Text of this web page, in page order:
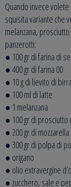
Quando invece
squisita variante che
melanzana,
panzerotti:
● 100 gr di farina di
● 400 gr di farina 00
● 10 g di lievito di birra
● 100 ml di latte
● 1 melanzana
● 100 gr di prosciutto
● 200 gr di
● 300 gr di polpa di
● origano
● olio extravergine
● zucchero, sale e